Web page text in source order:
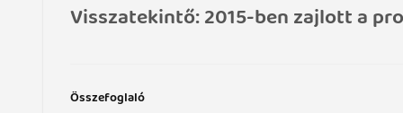
Visszatekintő: 2015-ben zajlott a
Összefoglaló